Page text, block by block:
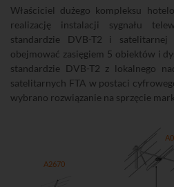
Właściciel dużego kompleksu
realizację instalacji sygnału
standardzie DVB-T2 i satelitarnej
obejmować zasięgiem 5 obiektów i
standardzie DVB-T2 z lokalnego
satelitarnych FTA w postaci
wybrano rozwiązanie na sprzęcie
A2670